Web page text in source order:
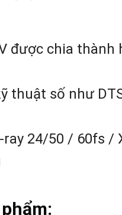
được chia
thuật số như
24/50 / 60fs /